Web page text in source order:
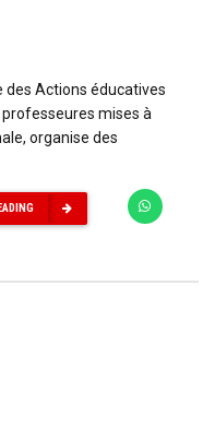
des Actions éducatives
professeures mises à
organise des